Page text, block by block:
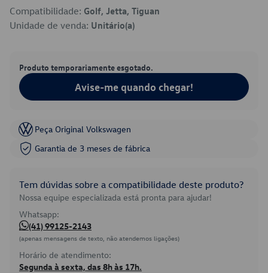
Compatibilidade: Golf, Jetta, Tiguan
Unidade de venda: Unitário(a)
Produto temporariamente esgotado.
Avise-me quando chegar!
Peça Original Volkswagen
Garantia de 3 meses de fábrica
Tem dúvidas sobre a compatibilidade deste produto?
Nossa equipe especializada está pronta para ajudar!
Whatsapp:
(41) 99125-2143
(apenas mensagens de texto, não atendemos ligações)
Horário de atendimento:
Segunda à sexta, das 8h às 17h.